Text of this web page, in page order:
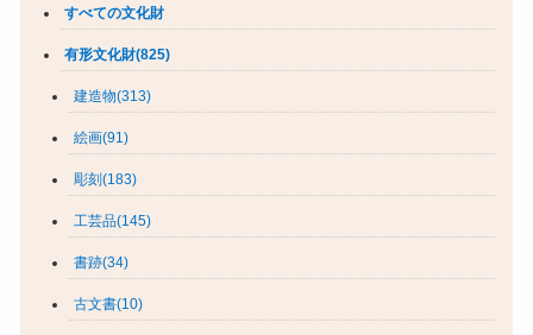
すべての文化財
有形文化財(825)
建造物(313)
絵画(91)
彫刻(183)
工芸品(145)
書跡(34)
古文書(10)